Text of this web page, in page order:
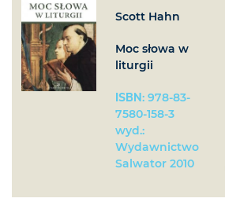
Scott Hahn
Moc słowa w
liturgii
ISBN: 978-83-
7580-158-3
wyd.:
Wydawnictwo
Salwator 2010